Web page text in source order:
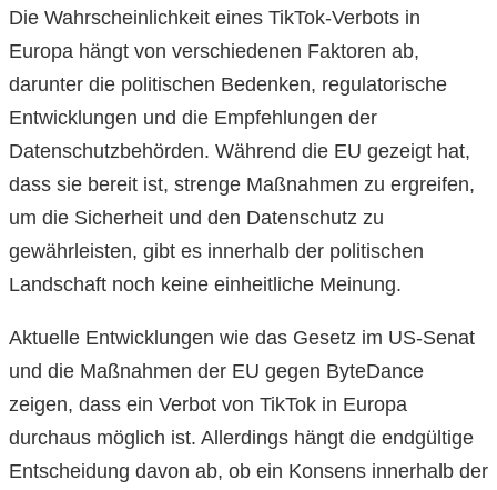
Die Wahrscheinlichkeit eines TikTok-Verbots in
Europa hängt von verschiedenen Faktoren ab,
darunter die politischen Bedenken, regulatorische
Entwicklungen und die Empfehlungen der
Datenschutzbehörden. Während die EU gezeigt hat,
dass sie bereit ist, strenge Maßnahmen zu ergreifen,
um die Sicherheit und den Datenschutz zu
gewährleisten, gibt es innerhalb der politischen
Landschaft noch keine einheitliche Meinung.
Aktuelle Entwicklungen wie das Gesetz im US-Senat
und die Maßnahmen der EU gegen ByteDance
zeigen, dass ein Verbot von TikTok in Europa
durchaus möglich ist. Allerdings hängt die endgültige
Entscheidung davon ab, ob ein Konsens innerhalb der